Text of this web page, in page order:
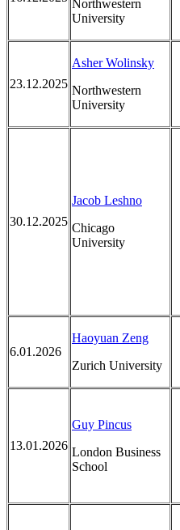
Northwestern
University
Asher Wolinsky
Northwestern
University
23.12.2025
Jacob Leshno
Chicago
University
30.12.2025
Haoyuan Zeng
Zurich University
6.01.2026
Guy Pincus
London Business
School
13.01.2026